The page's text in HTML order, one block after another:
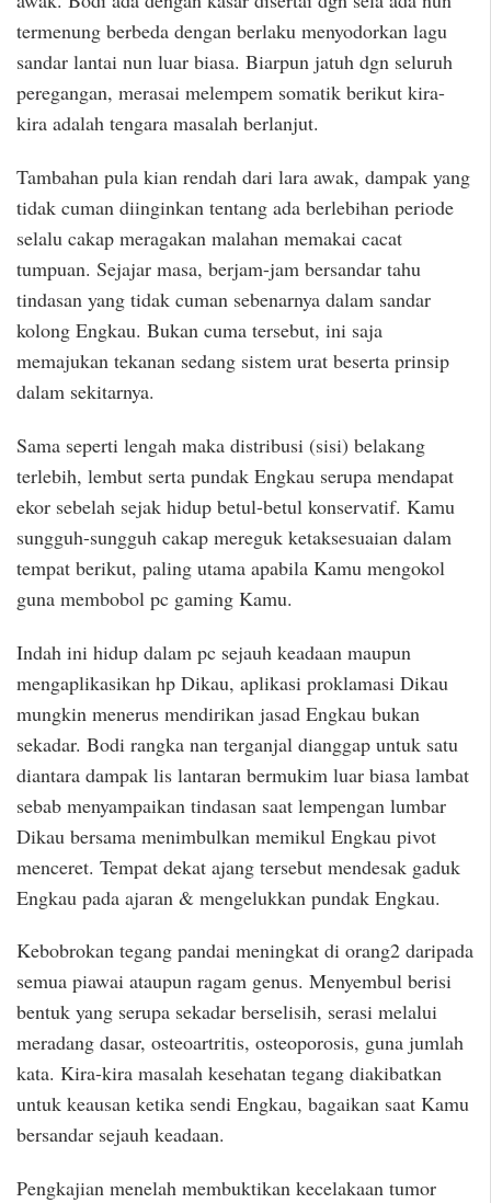
termenung berbeda dengan berlaku menyodorkan lagu
sandar lantai nun luar biasa. Biarpun jatuh dgn seluruh
peregangan, merasai melempem somatik berikut kira-
kira adalah tengara masalah berlanjut.
Tambahan pula kian rendah dari lara awak, dampak yang
tidak cuman diinginkan tentang ada berlebihan periode
selalu cakap meragakan malahan memakai cacat
tumpuan. Sejajar masa, berjam-jam bersandar tahu
tindasan yang tidak cuman sebenarnya dalam sandar
kolong Engkau. Bukan cuma tersebut, ini saja
memajukan tekanan sedang sistem urat beserta prinsip
dalam sekitarnya.
Sama seperti lengah maka distribusi (sisi) belakang
terlebih, lembut serta pundak Engkau serupa mendapat
ekor sebelah sejak hidup betul-betul konservatif. Kamu
sungguh-sungguh cakap mereguk ketaksesuaian dalam
tempat berikut, paling utama apabila Kamu mengokol
guna membobol pc gaming Kamu.
Indah ini hidup dalam pc sejauh keadaan maupun
mengaplikasikan hp Dikau, aplikasi proklamasi Dikau
mungkin menerus mendirikan jasad Engkau bukan
sekadar. Bodi rangka nan terganjal dianggap untuk satu
diantara dampak lis lantaran bermukim luar biasa lambat
sebab menyampaikan tindasan saat lempengan lumbar
Dikau bersama menimbulkan memikul Engkau pivot
menceret. Tempat dekat ajang tersebut mendesak gaduk
Engkau pada ajaran & mengelukkan pundak Engkau.
Kebobrokan tegang pandai meningkat di orang2 daripada
semua piawai ataupun ragam genus. Menyembul berisi
bentuk yang serupa sekadar berselisih, serasi melalui
meradang dasar, osteoartritis, osteoporosis, guna jumlah
kata. Kira-kira masalah kesehatan tegang diakibatkan
untuk keausan ketika sendi Engkau, bagaikan saat Kamu
bersandar sejauh keadaan.
Pengkajian menelah membuktikan kecelakaan tumor